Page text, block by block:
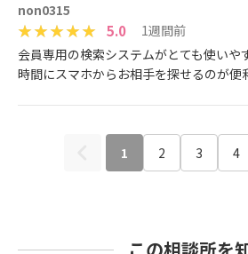
non0315
5.0
1週間前
会員専用の検索システムがとても使いや
時間にスマホからお相手を探せるのが便
1 2 3 4